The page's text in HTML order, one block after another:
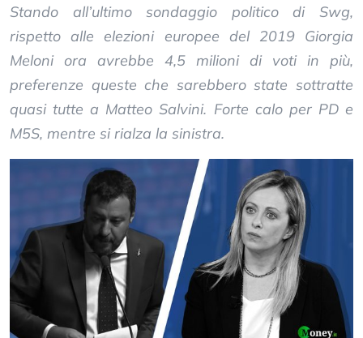
Stando all’ultimo sondaggio politico di Swg,
rispetto alle elezioni europee del 2019 Giorgia
Meloni ora avrebbe 4,5 milioni di voti in più,
preferenze queste che sarebbero state sottratte
quasi tutte a Matteo Salvini. Forte calo per PD e
M5S, mentre si rialza la sinistra.